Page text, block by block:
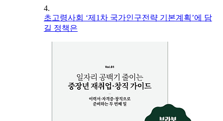
4.
초고령사회 ‘제1차 국가인구전략 기본계획’에 담
길 정책은